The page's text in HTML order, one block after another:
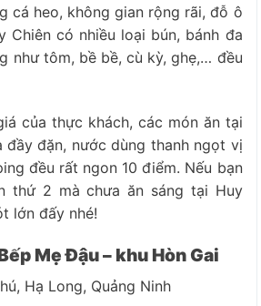
cá heo, không gian rộng rãi, đỗ ô
Chiên có nhiều loại bún, bánh đa
như tôm, bề bề, cù kỳ, ghẹ,… đều
của thực khách, các món ăn tại
đầy đặn, nước dùng thanh ngọt vị
đều rất ngon 10 điểm. Nếu bạn
thứ 2 mà chưa ăn sáng tại Huy
lớn đấy nhé!
Mẹ Đậu – khu Hòn Gai
Hạ Long, Quảng Ninh